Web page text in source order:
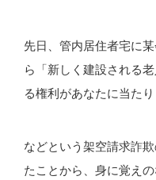
先日、管内居住者宅に
ら「新しく建設される
る権利があなたに当たり
などという架空請求詐
たことから、身に覚え